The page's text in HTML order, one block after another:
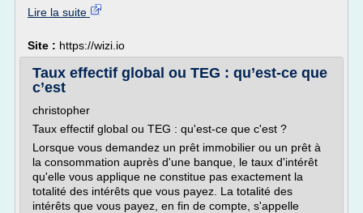
Lire la suite
Site : https://wizi.io
Taux effectif global ou TEG : qu’est-ce que
c’est
christopher
Taux effectif global ou TEG : qu'est-ce que c'est ?
Lorsque vous demandez un prêt immobilier ou un prêt à
la consommation auprès d'une banque, le taux d'intérêt
qu'elle vous applique ne constitue pas exactement la
totalité des intérêts que vous payez. La totalité des
intérêts que vous payez, en fin de compte, s'appelle